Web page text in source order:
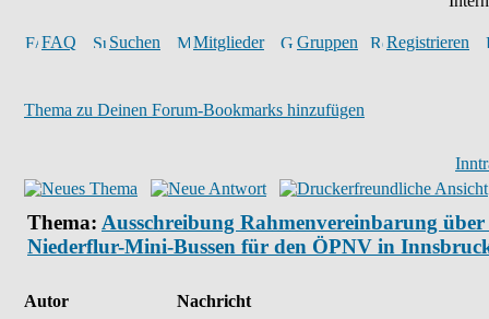
FAQ Suchen Mitglieder Gruppen Registrieren
Thema zu Deinen Forum-Bookmarks hinzufügen
Thema: Ausschreibung Rahmenvereinbarung
Niederflur-Mini-Bussen für den ÖPNV in
Autor
Nachricht